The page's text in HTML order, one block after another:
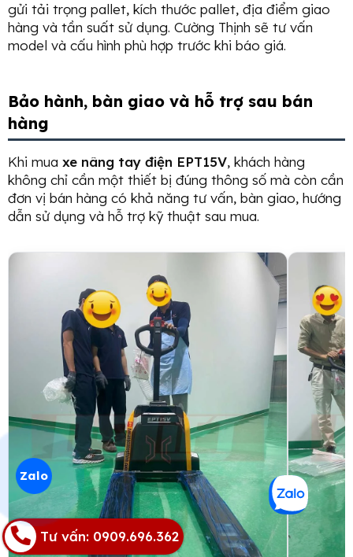
gửi tải trọng pallet, kích thước pallet, địa điểm giao
hàng và tần suất sử dụng. Cường Thịnh sẽ tư vấn
model và cấu hình phù hợp trước khi báo giá.
Bảo hành, bàn giao và hỗ trợ sau bán
hàng
Khi mua xe nâng tay điện EPT15V, khách hàng
không chỉ cần một thiết bị đúng thông số mà còn cần
đơn vị bán hàng có khả năng tư vấn, bàn giao, hướng
dẫn sử dụng và hỗ trợ kỹ thuật sau mua.
Tư vấn: 0909.696.362
Zalo